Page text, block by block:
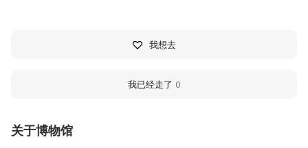
关于博物馆
我想去
我已经走了 0